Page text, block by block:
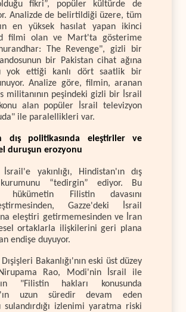
fikri”, popüler kültürde de
Analizde de belirtildiği üzere, tüm
en yüksek hasılat yapan ikinci
filmi olan ve Mart'ta gösterime
The Revenge", gizli bir
bir Pakistan cihat ağına
yok ettiği kanlı dört saatlik bir
Analize göre, filmin, aranan
militanının peşindeki gizli bir İsrail
alan popüler İsrail televizyon
ile paralellikleri var.
dış politikasında eleştiriler ve
duruşun erozyonu
yakınlığı, Hindistan'ın dış
“tedirgin” ediyor. Bu
hükümetin Filistin davasını
Gazze'deki İsrail
eleştiri getirmemesinden ve İran
ortaklarla ilişkilerini geri plana
endişe duyuyor.
Bakanlığı'nın eski üst düzey
Rao, Modi'nin İsrail ile
"Filistin hakları konusunda
uzun süredir devam eden
sulandırdığı izlenimi yaratma riski